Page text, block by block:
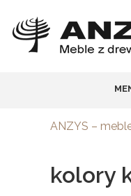
ANZYS –
kolory